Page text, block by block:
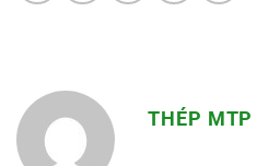
THÉP MTP